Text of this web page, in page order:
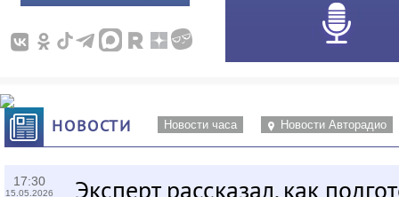
НОВОСТИ Новости часа Новости Авторадио
17:30
15.05.2026
Эксперт рассказал, как